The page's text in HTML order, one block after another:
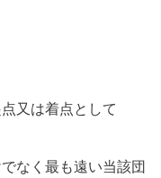
又は着点として
なく最も遠い当該団